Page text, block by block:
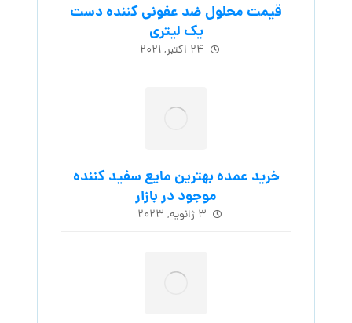
قیمت محلول ضد عفونی کننده دست
یک لیتری
۲۴ اکتبر, ۲۰۲۱
خرید عمده بهترین مایع سفید کننده
موجود در بازار
۳ ژانویه, ۲۰۲۳